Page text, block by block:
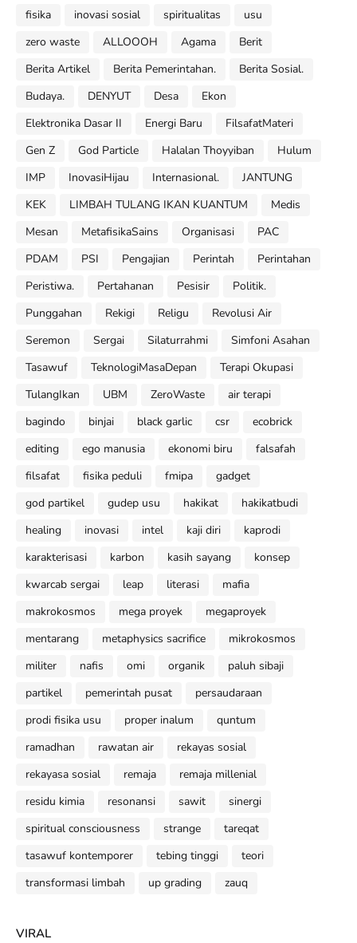
fisika
inovasi sosial spiritualitas
usu
zero waste
ALLOOOH Agama
Berit
Berita Artikel
Berita Pemerintahan.
Berita Sosial.
Budaya.
DENYUT Desa
Ekon
Elektronika Dasar II
Energi Baru
FilsafatMateri
Gen Z
God Particle Halalan Thoyyiban
Hulum
IMP
InovasiHijau Internasional.
JANTUNG
KEK
LIMBAH TULANG IKAN KUANTUM
Medis
Mesan
MetafisikaSains Organisasi
PAC
PDAM
PSI Pengajian Perintah
Perintahan
Peristiwa.
Pertahanan Pesisir
Politik.
Punggahan
Rekigi Religu
Revolusi Air
Seremon
Sergai Silaturrahmi
Simfoni Asahan
Tasawuf
TeknologiMasaDepan
Terapi Okupasi
TulangIkan
UBM ZeroWaste
air terapi
bagindo
binjai black garlic csr
ecobrick
editing
ego manusia ekonomi biru
falsafah
filsafat
fisika peduli fmipa
gadget
god partikel
gudep usu hakikat
hakikatbudi
healing
inovasi intel kaji diri
kaprodi
karakterisasi
karbon kasih sayang
konsep
kwarcab sergai
leap literasi
mafia
makrokosmos
mega proyek
megaproyek
mentarang
metaphysics sacrifice
mikrokosmos
militer
nafis omi organik
paluh sibaji
partikel
pemerintah pusat
persaudaraan
prodi fisika usu
proper inalum
quntum
ramadhan
rawatan air
rekayas sosial
rekayasa sosial
remaja
remaja millenial
residu kimia
resonansi sawit
sinergi
spiritual consciousness
strange
tareqat
tasawuf kontemporer
tebing tinggi
teori
transformasi limbah
up grading zauq
VIRAL